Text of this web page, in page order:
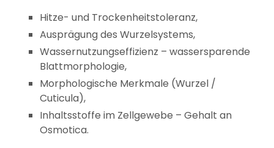
Hitze- und Trockenheitstoleranz,
Ausprägung des Wurzelsystems,
Wassernutzungseffizienz – wassersparende
Blattmorphologie,
Morphologische Merkmale (Wurzel /
Cuticula),
Inhaltsstoffe im Zellgewebe – Gehalt an
Osmotica.